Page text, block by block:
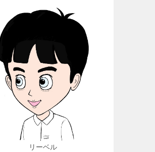
リーベル